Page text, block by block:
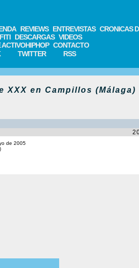
REVIEWS ENTREVISTAS CRONICAS
DESCARGAS VIDEOS
ACTIVOHIPHOP CONTACTO
TWITTER RSS
XXX en Campillos (Málaga)
de 2005